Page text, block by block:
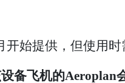
始提供，但使用时
备飞机的Aeroplan